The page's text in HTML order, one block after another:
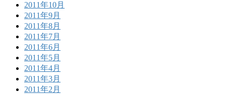
2011年10月
2011年9月
2011年8月
2011年7月
2011年6月
2011年5月
2011年4月
2011年3月
2011年2月